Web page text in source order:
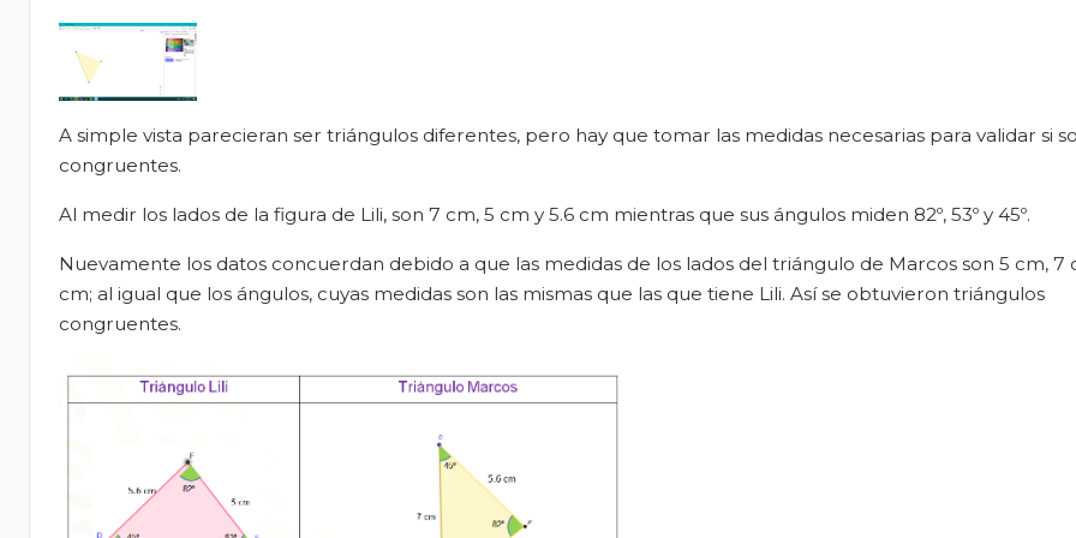
A simple vista parecieran ser triángulos diferentes, pero hay que tomar las medidas necesarias para validar si
congruentes.
Al medir los lados de la figura de Lili, son 7 cm, 5 cm y 5.6 cm mientras que sus ángulos miden 82º, 53º y 45º.
Nuevamente los datos concuerdan debido a que las medidas de los lados del triángulo de Marcos son 5 cm, 7
cm; al igual que los ángulos, cuyas medidas son las mismas que las que tiene Lili. Así se obtuvieron triángulos
congruentes.